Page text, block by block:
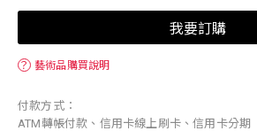
我要訂購
？ 藝術品購買說明
付款方式：
ATM轉帳付款、信用卡線上刷卡、信用卡分期